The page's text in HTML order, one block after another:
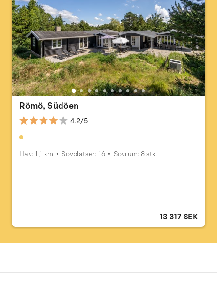
Römö, Südöen
4.2/5
Hav: 1,1 km Sovplatser: 16 Sovrum: 8 stk.
13 317 SEK